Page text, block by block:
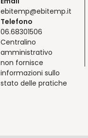
ebitemp@ebitemp.it
Telefono
06.68301506
Centralino
amministrativo
non fornisce
informazioni sullo
stato delle pratiche